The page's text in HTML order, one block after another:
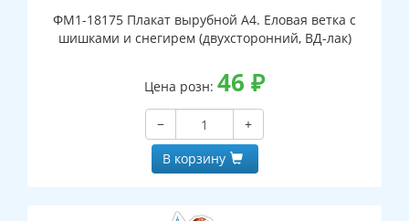
ФМ1-18175 Плакат вырубной А4. Еловая ветка с
шишками и снегирем (двухсторонний, ВД-лак)
Цена розн: 46 ₽
−
+
В корзину